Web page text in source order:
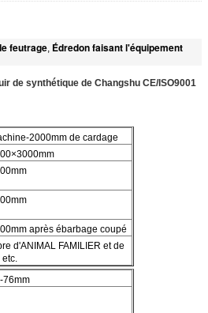
feutrage, Édredon faisant l'équipement
de synthétique de Changshu CE/ISO9001
2000mm de cardage
après ébarbage coupé
d'ANIMAL FAMILIER et de
etc.
76mm